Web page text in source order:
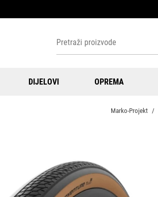
DIJELOVI OPREMA
Marko-Projekt